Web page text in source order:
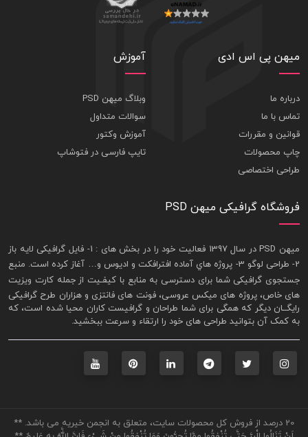
میهن پی اس ادی
درباره ما
تماس با ما
قوانین و مقررات
چاپ محصولات
طراحی اختصاصی
آموزش
وبلاگ میهن PSD
سوالات متداول
آموزش وکتور
تایپ فارسی در فتوشاپ
فروشگاه گرافیکی میهن PSD
ميهن PSD در سال 1397 فعاليت خود را در بخش های : 1-
فايل گرافيکی لايه باز
2- طراحی لوگو 3- پروژه هاي آماده افترافکت و اديوس و… آغاز کرده است. منبع
جستجوی گرافيکی شما برای دسترسی به منابع با کيفـيت از جملهکارت ويزيت
های خاص، پروژه های ميکس عروسی، فونت های فانتزی و هزاران طرح گرافیکی
رايگــان ديگر که همگی برای شما طراحان و گرافيست کاران محيا شده است، که
به کمک آن بتوانيد طراحی های خود را ارتقاء و سرعت ببخشيد.
20 درصد از فروش کل محصولات سایت، متعلق به انجمن خیریه می باشد. **